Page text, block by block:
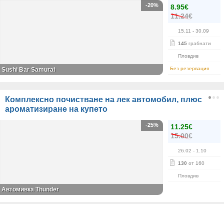
8.95€
11.24€
15.11 - 30.09
145 грабнати
Пловдив
Без резервация
-20%
Sushi Bar Samurai
Комплексно почистване на лек автомобил, плюс
ароматизиране на купето
11.25€
15.00€
26.02 - 1.10
130 от 160
Пловдив
-25%
Автомивка Thunder